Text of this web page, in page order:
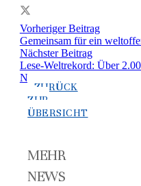
Vorheriger Beitrag
Gemeinsam für ein
Nächster Beitrag
Lese-Weltrekord: Über
Nationen
ZURÜCK
ZUR
ÜBERSICHT
MEHR
NEWS